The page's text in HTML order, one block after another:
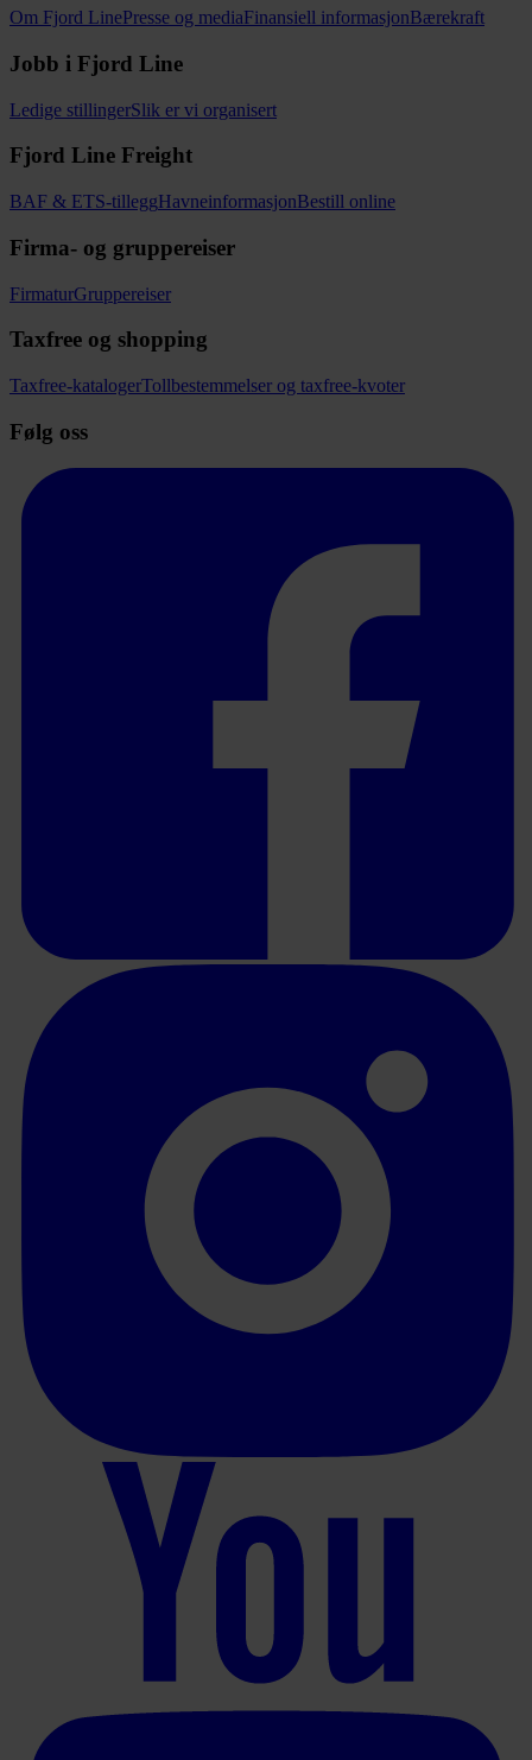
Om Fjord LinePresse og mediaFinansiell informasjonBærekraft
Jobb i Fjord Line
Ledige stillingerSlik er vi organisert
Fjord Line Freight
BAF & ETS-tilleggHavneinformasjonBestill online
Firma- og gruppereiser
FirmaturGruppereiser
Taxfree og shopping
Taxfree-katalogerTollbestemmelser og taxfree-kvoter
Følg oss